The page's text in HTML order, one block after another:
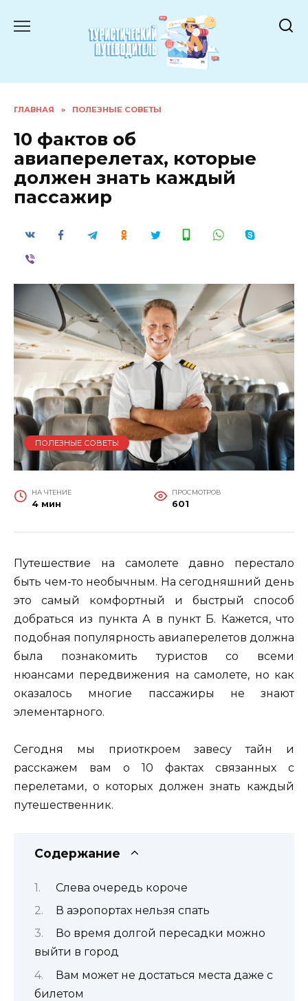
ГЛАВНАЯ » ПОЛЕЗНЫЕ СОВЕТЫ
10 фактов об
авиаперелетах, которые
должен знать каждый
пассажир
ПОЛЕЗНЫЕ СОВЕТЫ
НА ЧТЕНИЕ
4 мин
ПРОСМОТРОВ
601
Путешествие на самолете давно перестало
быть чем-то необычным. На сегодняшний день
это самый комфортный и быстрый способ
добраться из пункта А в пункт Б. Кажется, что
подобная популярность авиаперелетов должна
была познакомить туристов со всеми
нюансами передвижения на самолете, но как
оказалось многие пассажиры не знают
элементарного.
Сегодня мы приоткроем завесу тайн и
расскажем вам о 10 фактах связанных с
перелетами, о которых должен знать каждый
путешественник.
Содержание
Слева очередь короче
В аэропортах нельзя спать
Во время долгой пересадки можно
выйти в город
Вам может не достаться места даже с
билетом